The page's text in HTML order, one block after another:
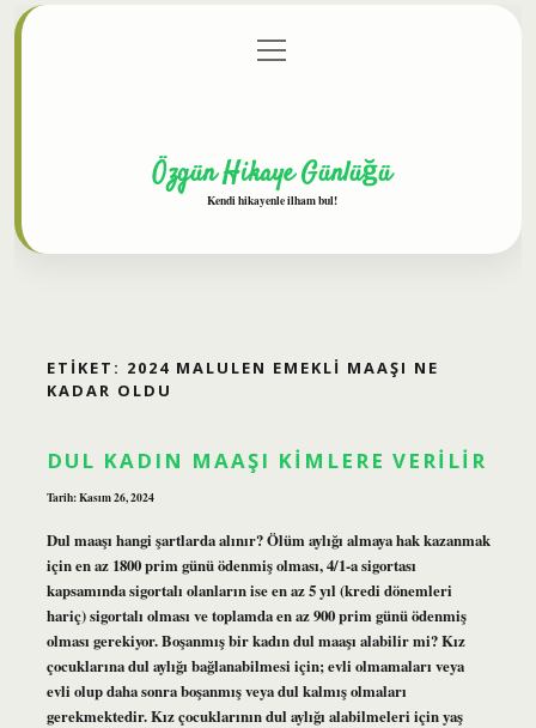
Gizlilik Politikası
menüyü
aç
Özgün Hikaye Günlüğü
Kendi hikayenle ilham bul!
ETIKET: 2024 MALULEN EMEKLI MAAŞI NE
KADAR OLDU
DUL KADIN MAAŞI KIMLERE VERILIR
Tarih: Kasım 26, 2024
Dul maaşı hangi şartlarda alınır? Ölüm aylığı almaya hak kazanmak
için en az 1800 prim günü ödenmiş olması, 4/1-a sigortası
kapsamında sigortalı olanların ise en az 5 yıl (kredi dönemleri
hariç) sigortalı olması ve toplamda en az 900 prim günü ödenmiş
olması gerekiyor. Boşanmış bir kadın dul maaşı alabilir mi? Kız
çocuklarına dul aylığı bağlanabilmesi için; evli olmamaları veya
evli olup daha sonra boşanmış veya dul kalmış olmaları
gerekmektedir. Kız çocuklarının dul aylığı alabilmeleri için yaş